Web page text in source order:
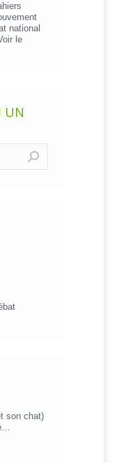
national
le
UN
son chat)